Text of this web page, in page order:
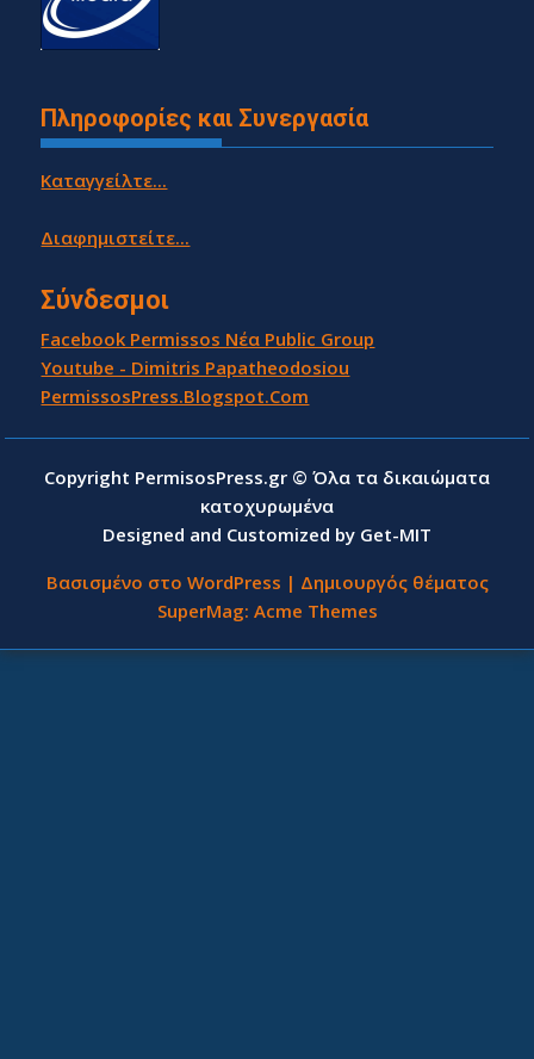
Πληροφορίες και Συνεργασία
Καταγγείλτε...
Διαφημιστείτε...
Σύνδεσμοι
Facebook Permissos Νέα Public Group
Youtube - Dimitris Papatheodosiou
PermissosPress.Blogspot.Com
Copyright PermisosPress.gr © Όλα τα δικαιώματα
κατοχυρωμένα
Designed and Customized by Get-MIT
Βασισμένο στο WordPress | Δημιουργός θέματος
SuperMag: Acme Themes